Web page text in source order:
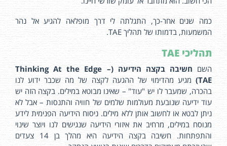
כמה שנים אחר-כך, התגלתה לי דרך מופלאה להגיע אל נהר
המשמעות, בדמותו של תהליך TAE.
תהליכי TAE
השם
חשיבה בקצה הידיעה (Thinking At the Edge –
TAE)
מגיע מהדימוי של ההגעה לקצה של מה שכבר ידוע לנו
בהכרה, שמעבר לו יש "עוד" – שאינו מבוטא במילים. בקצה הזה יש
עוד ידיעה שנובעת מעולמות שלמים של חוויה והתנסות – אבל לא
ניתן לבטא או לחשוב אותן ללא מילים. ניסוח הידיעה הפנימית לידע
מנוסח במילים, מרחיב את איזורי הידיעה שנגישים לנו ויוצר שינוי
והתפתחות. חשיבה בקצה הידיעה היא מהלך בן 14 צעדים